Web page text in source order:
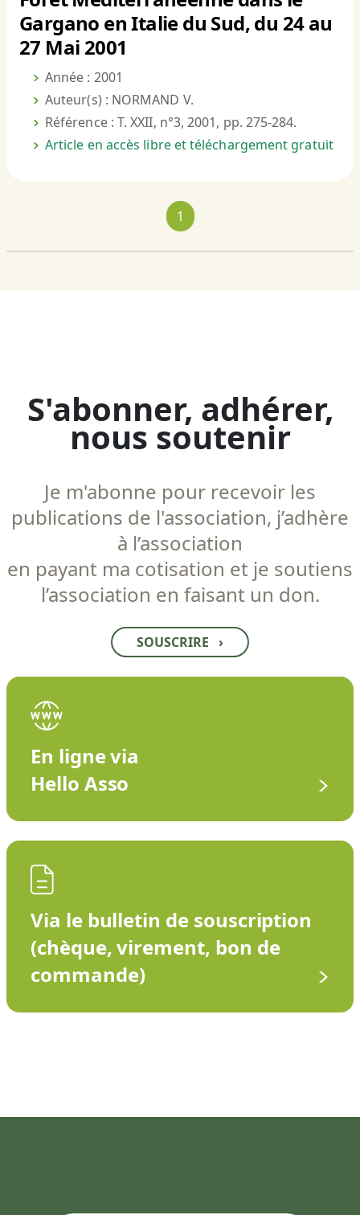
Gargano en Italie du Sud, du 24 au
27 Mai 2001
Année : 2001
Auteur(s) : NORMAND V.
Référence : T. XXII, n°3, 2001, pp. 275-284.
Article en accès libre et téléchargement gratuit
1
S'abonner, adhérer,
nous soutenir
Je m'abonne pour recevoir les
publications de l'association, j’adhère
à l’association
en payant ma cotisation et je soutiens
l’association en faisant un don.
SOUSCRIRE ›
En ligne via
Hello Asso
Via le bulletin de souscription
(chèque, virement, bon de
commande)